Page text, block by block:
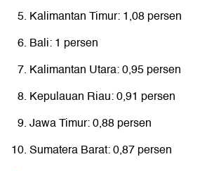
Kalimantan Timur: 1,08 persen
Bali: 1 persen
Kalimantan Utara: 0,95 persen
Kepulauan Riau: 0,91 persen
Jawa Timur: 0,88 persen
Sumatera Barat: 0,87 persen